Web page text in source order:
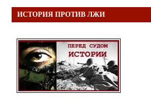
ИСТОРИЯ ПРОТИВ ЛЖИ